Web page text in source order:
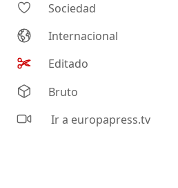
Sociedad
Internacional
Editado
Bruto
Ir a europapress.tv